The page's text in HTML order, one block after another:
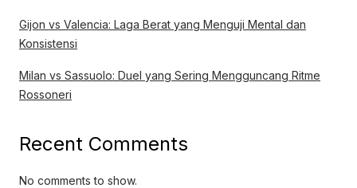
Gijon vs Valencia: Laga Berat yang Menguji Mental dan
Konsistensi
Milan vs Sassuolo: Duel yang Sering Mengguncang Ritme
Rossoneri
Recent Comments
No comments to show.